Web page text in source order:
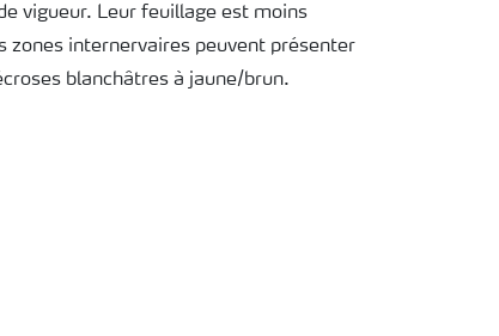
vigueur. Leur feuillage est moins
zones internervaires peuvent présenter
blanchâtres à jaune/brun.